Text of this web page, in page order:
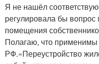
Я не нашёл
регулировала бы
помещения
Полагаю, что
РФ.«Переустройство